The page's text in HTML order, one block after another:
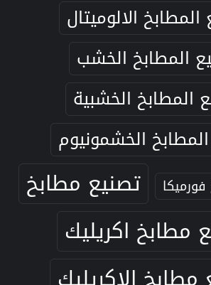
الالوميتال
المطابخ الخشب
المطابخ الخشبية
الخشمونيوم
تصنيع مطابخ
مطابخ اكريليك